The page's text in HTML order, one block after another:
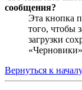
сообщения?
Эта кнопка
того, чтобы
загрузки
Вернуться к